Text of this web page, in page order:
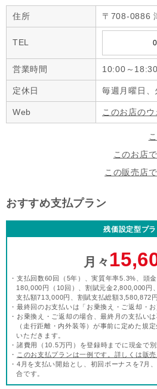
住所 〒708-0886
TEL
営業時間 10:00～18:30
定休日 毎週月曜日、
Web このお店の
このお店
この販売店
おすすめ支払プラン
残価設定型プ
月々
・支払回数60回（5年）、実質年率5.3%、頭
180,000円（10回）、割賦元金2,800,000円
支払額713,000円、割賦支払総額3,580,872円
・最終回のお支払いは「お乗換え・ご返却・
・お乗換え・ご返却の場合、最終月の支払い
（走行距離・内外装等）が事前に定めた規
いただきます。
・諸費用（10.5万円）を登録時までに現金で別
・ このお支払プランは一例です。詳しくは販売
・4月を支払い開始とし、初回ボーナスを7月
合です。